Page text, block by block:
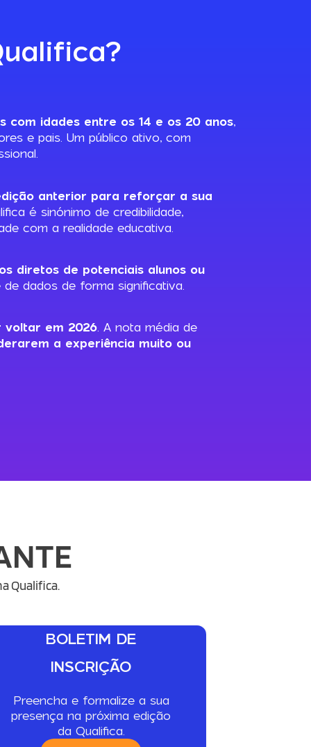
com idades entre os 14 e os 20 anos,
e pais. Um público ativo, com
anterior para reforçar a sua
é sinónimo de credibilidade,
com a realidade educativa.
diretos de potenciais alunos ou
de dados de forma significativa.
voltar em 2026. A nota média de
a experiência muito ou
Qualifica.
BOLETIM DE
INSCRIÇÃO
Preencha e formalize a sua
presença na próxima edição
da Qualifica.